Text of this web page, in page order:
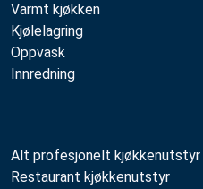
Varmt kjøkken
Kjølelagring
Oppvask
Innredning
Alt profesjonelt kjøkkenutstyr
Restaurant kjøkkenutstyr